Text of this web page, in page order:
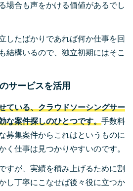
場合も声をかける価値があるでし
したばかりであれば何か仕事を回
結構いるので、独立初期にはそこ
サービスを活用
ている、クラウドソーシングサー
な案件探しのひとつです。手数料
募集案件からこれはというものに
く仕事は見つかりやすいのです。
すが、実績を積み上げるために割
し丁寧にこなせば後々役に立つか